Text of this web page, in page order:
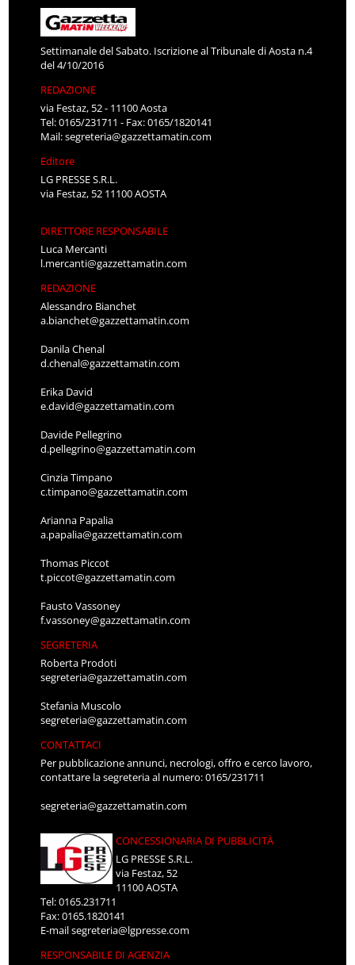
Settimanale del Sabato. Iscrizione al Tribunale di Aosta n.4
del 4/10/2016
REDAZIONE
via Festaz, 52 - 11100 Aosta
Tel: 0165/231711 - Fax: 0165/1820141
Mail:segreteria@gazzettamatin.com
Editore
LG PRESSE S.R.L.
via Festaz, 52 11100 AOSTA
DIRETTORE RESPONSABILE
Luca Mercanti
l.mercanti@gazzettamatin.com
REDAZIONE
Alessandro Bianchet
a.bianchet@gazzettamatin.com
Danila Chenal
d.chenal@gazzettamatin.com
Erika David
e.david@gazzettamatin.com
Davide Pellegrino
d.pellegrino@gazzettamatin.com
Cinzia Timpano
c.timpano@gazzettamatin.com
Arianna Papalia
a.papalia@gazzettamatin.com
Thomas Piccot
t.piccot@gazzettamatin.com
Fausto Vassoney
f.vassoney@gazzettamatin.com
SEGRETERIA
Roberta Prodoti
segreteria@gazzettamatin.com
Stefania Muscolo
segreteria@gazzettamatin.com
CONTATTACI
Per pubblicazione annunci, necrologi, offro e cerco lavoro,
contattare la segreteria al numero: 0165/231711
segreteria@gazzettamatin.com
CONCESSIONARIA DI PUBBLICITÀ
LG PRESSE S.R.L.
via Festaz, 52
11100 AOSTA
Tel: 0165.231711
Fax: 0165.1820141
E-mailsegreteria@lgpresse.com
RESPONSABILE DI AGENZIA